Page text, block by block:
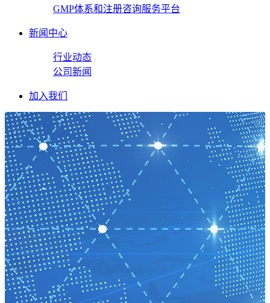
GMP体系和注册咨询服务平台
新闻中心
行业动态
公司新闻
加入我们